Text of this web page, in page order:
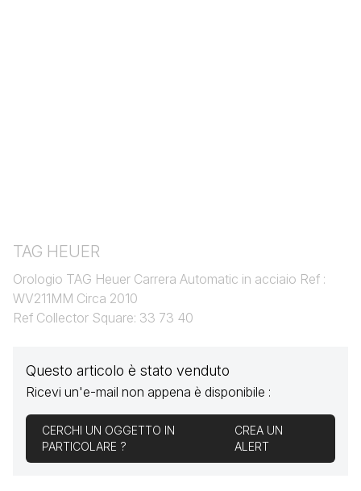
TAG HEUER
Orologio TAG Heuer Carrera Automatic in acciaio Ref :
WV211MM Circa 2010
Ref Collector Square: 33 73 40
Questo articolo è stato venduto
Ricevi un'e-mail non appena è disponibile :
CERCHI UN OGGETTO IN
PARTICOLARE ?
CREA UN
ALERT